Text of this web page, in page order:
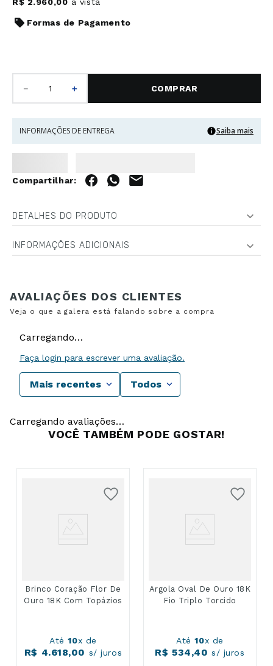
Formas de Pagamento
＋
－ COMPRAR
INFORMAÇÕES DE ENTREGA Saiba mais
DETALHES DO PRODUTO
INFORMAÇÕES ADICIONAIS
Carregando…
Faça login para escrever uma avaliação.
Mais recentes Todos
Carregando avaliações…
VOCÊ TAMBÉM PODE GOSTAR!
Brinco Coração Flor De
Ouro 18K Com Topázios
Até10x de
R$ 4.618,00 s/ juros
Argola Oval De Ouro 18K
Fio Triplo Torcido
Até10x de
R$ 534,40 s/ juros